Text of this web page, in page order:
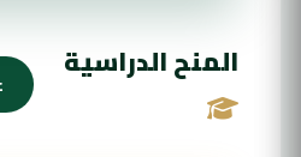
المنح الدراسية